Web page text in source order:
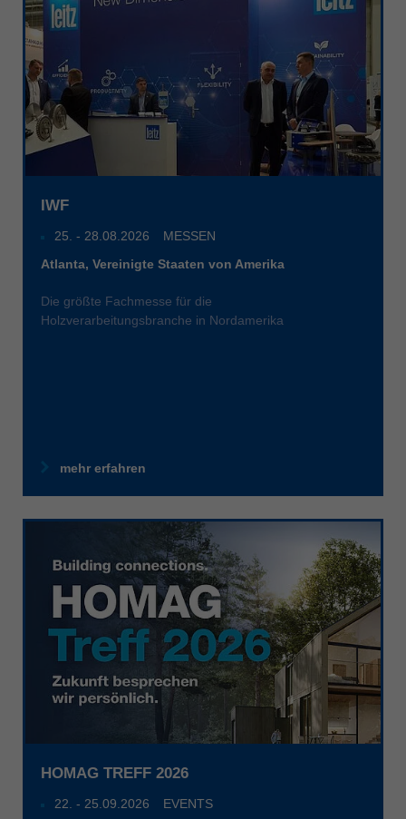
IWF
25 . - 28.08.2026
MESSEN
Atlanta, Vereinigte Staaten von Amerika
Die größte Fachmesse für die
Holzverarbeitungsbranche in Nordamerika
mehr erfahren
HOMAG TREFF 2026
22 . - 25.09.2026
EVENTS